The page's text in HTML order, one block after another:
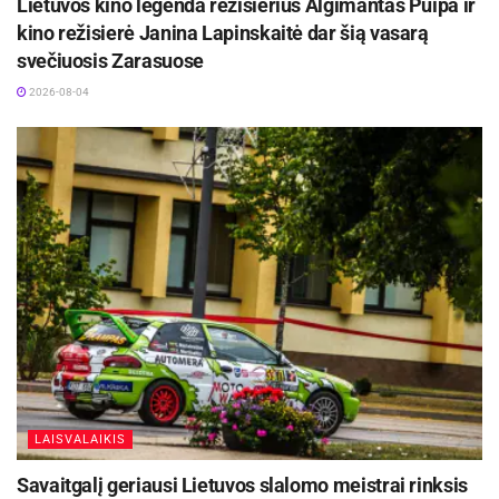
Lietuvos kino legenda režisierius Algimantas Puipa ir
kino režisierė Janina Lapinskaitė dar šią vasarą
svečiuosis Zarasuose
2026-08-04
LAISVALAIKIS
Savaitgalį geriausi Lietuvos slalomo meistrai rinksis